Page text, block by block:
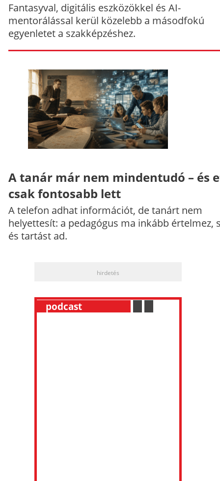
Fantasyval, digitális eszközökkel és AI-
mentorálással kerül közelebb a másodfokú
egyenletet a szakképzéshez.
A tanár már nem mindentudó – és
csak fontosabb lett
A telefon adhat információt, de tanárt nem
helyettesít: a pedagógus ma inkább értelmez,
és tartást ad.
hirdetés
podcast